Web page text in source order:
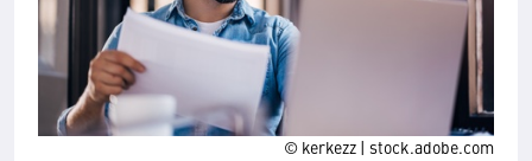
© kerkezz | stock.adobe.com